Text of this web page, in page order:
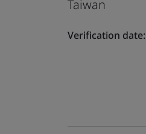
Taiwan
Verification date: